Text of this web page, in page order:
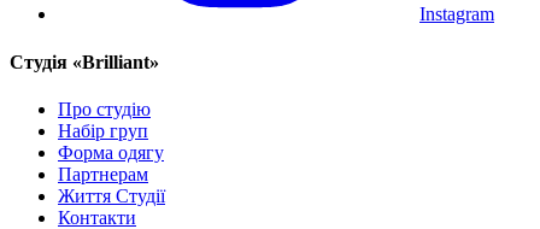
Instagram
Cтудія «Brilliant»
Про студію
Набір груп
Форма одягу
Партнерам
Життя Студії
Контакти